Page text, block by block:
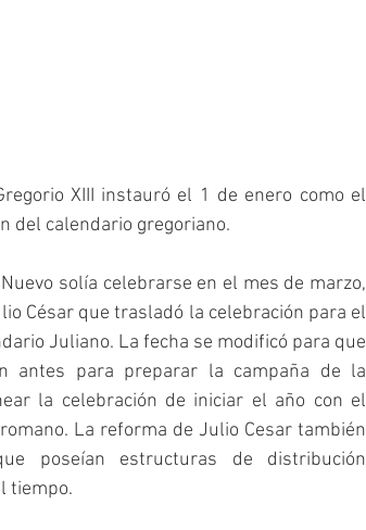
XIII instauró el 1 de enero como el
del calendario gregoriano.
solía celebrarse en el mes de marzo,
César que trasladó la celebración para el
Juliano. La fecha se modificó para que
antes para preparar la campaña de la
la celebración de iniciar el año con el
La reforma de Julio Cesar también
poseían estructuras de distribución
tiempo.